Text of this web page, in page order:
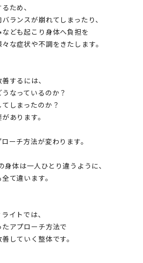
ため、
ランスが崩れてしまったり、
ども起こり身体へ負担を
な症状や不調をきたします。
するには、
なっているのか？
しまったのか？
あります。
ーチ方法が変わります。
体は一人ひとり違うように、
て違います。
イトでは、
アプローチ方法で
していく整体です。